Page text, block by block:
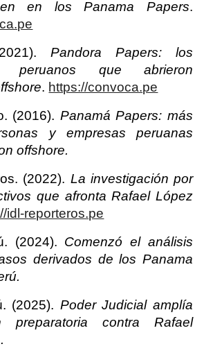
en los Panama Papers.
Pandora Papers: los
peruanos que abrieron
. https://convoca.pe
(2016). Panamá Papers: más
y empresas peruanas
offshore.
(2022). La investigación por
que afronta Rafael López
idl-reporteros.pe
(2024). Comenzó el análisis
derivados de los Panama
(2025). Poder Judicial amplía
preparatoria contra Rafael